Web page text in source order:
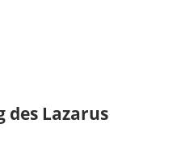
des Lazarus